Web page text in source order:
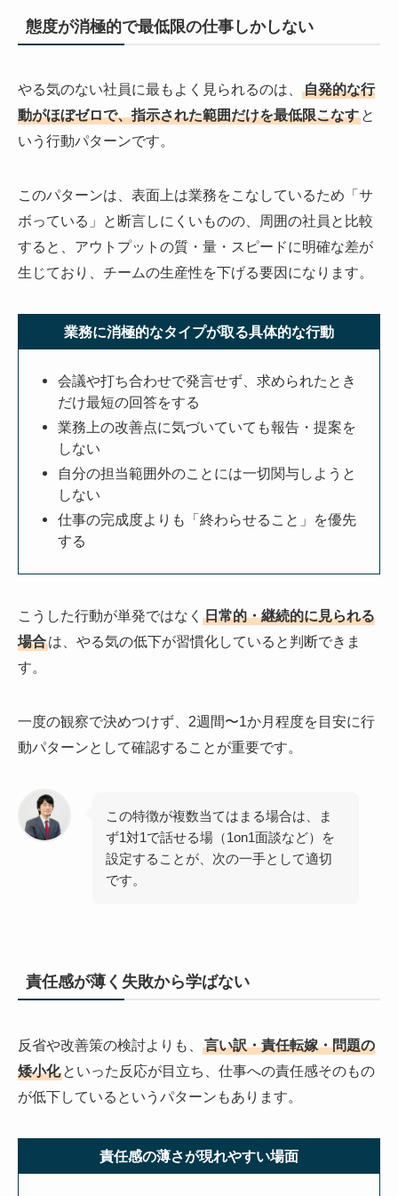
態度が消極的で最低限の仕事しかしない
やる気のない社員に最もよく見られるのは、
自発的な行
動がほぼゼロで、指示された範囲だけを最低限こなす と
いう行動パターンです。
このパターンは、表面上は業務をこなしているため「サ
ボっている」と断言しにくいものの、周囲の社員と比較
すると、アウトプットの質・量・スピードに明確な差が
生じており、チームの生産性を下げる要因になります。
業務に消極的なタイプが取る具体的な行動
会議や打ち合わせで発言せず、求められたとき
だけ最短の回答をする
業務上の改善点に気づいていても報告・提案を
しない
自分の担当範囲外のことには一切関与しようと
しない
仕事の完成度よりも「終わらせること」を優先
する
こうした行動が単発ではなく 日常的・継続的に見られる
場合は、やる気の低下が習慣化していると判断できま
す。
一度の観察で決めつけず、2週間〜1か月程度を目安に行
動パターンとして確認することが重要です。
この特徴が複数当てはまる場合は、ま
ず1対1で話せる場（1on1面談など）を
設定することが、次の一手として適切
です。
責任感が薄く失敗から学ばない
反省や改善策の検討よりも、
言い訳・責任転嫁・問題の
矮小化 といった反応が目立ち、仕事への責任感そのもの
が低下しているというパターンもあります。
責任感の薄さが現れやすい場面